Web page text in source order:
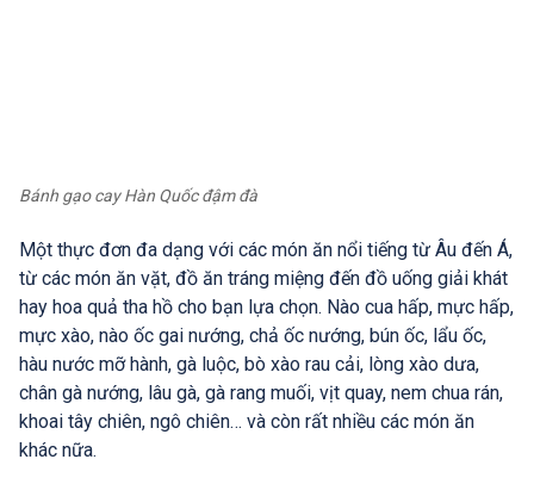
Bánh gạo cay Hàn Quốc đậm đà
Một thực đơn đa dạng với các món ăn nổi tiếng từ Âu đến Á,
từ các món ăn vặt, đồ ăn tráng miệng đến đồ uống giải khát
hay hoa quả tha hồ cho bạn lựa chọn. Nào cua hấp, mực hấp,
mực xào, nào ốc gai nướng, chả ốc nướng, bún ốc, lẩu ốc,
hàu nước mỡ hành, gà luộc, bò xào rau cải, lòng xào dưa,
chân gà nướng, lâu gà, gà rang muối, vịt quay, nem chua rán,
khoai tây chiên, ngô chiên… và còn rất nhiều các món ăn
khác nữa.